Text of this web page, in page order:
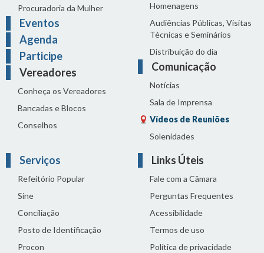
Procuradoria da Mulher
Eventos
Agenda
Participe
Vereadores
Conheça os Vereadores
Bancadas e Blocos
Conselhos
Homenagens
Audiências Públicas, Visitas
Técnicas e Seminários
Distribuição do dia
Comunicação
Notícias
Sala de Imprensa
Vídeos de Reuniões
Solenidades
Serviços
Refeitório Popular
Sine
Conciliação
Posto de Identificação
Procon
Links Úteis
Fale com a Câmara
Perguntas Frequentes
Acessibilidade
Termos de uso
Política de privacidade